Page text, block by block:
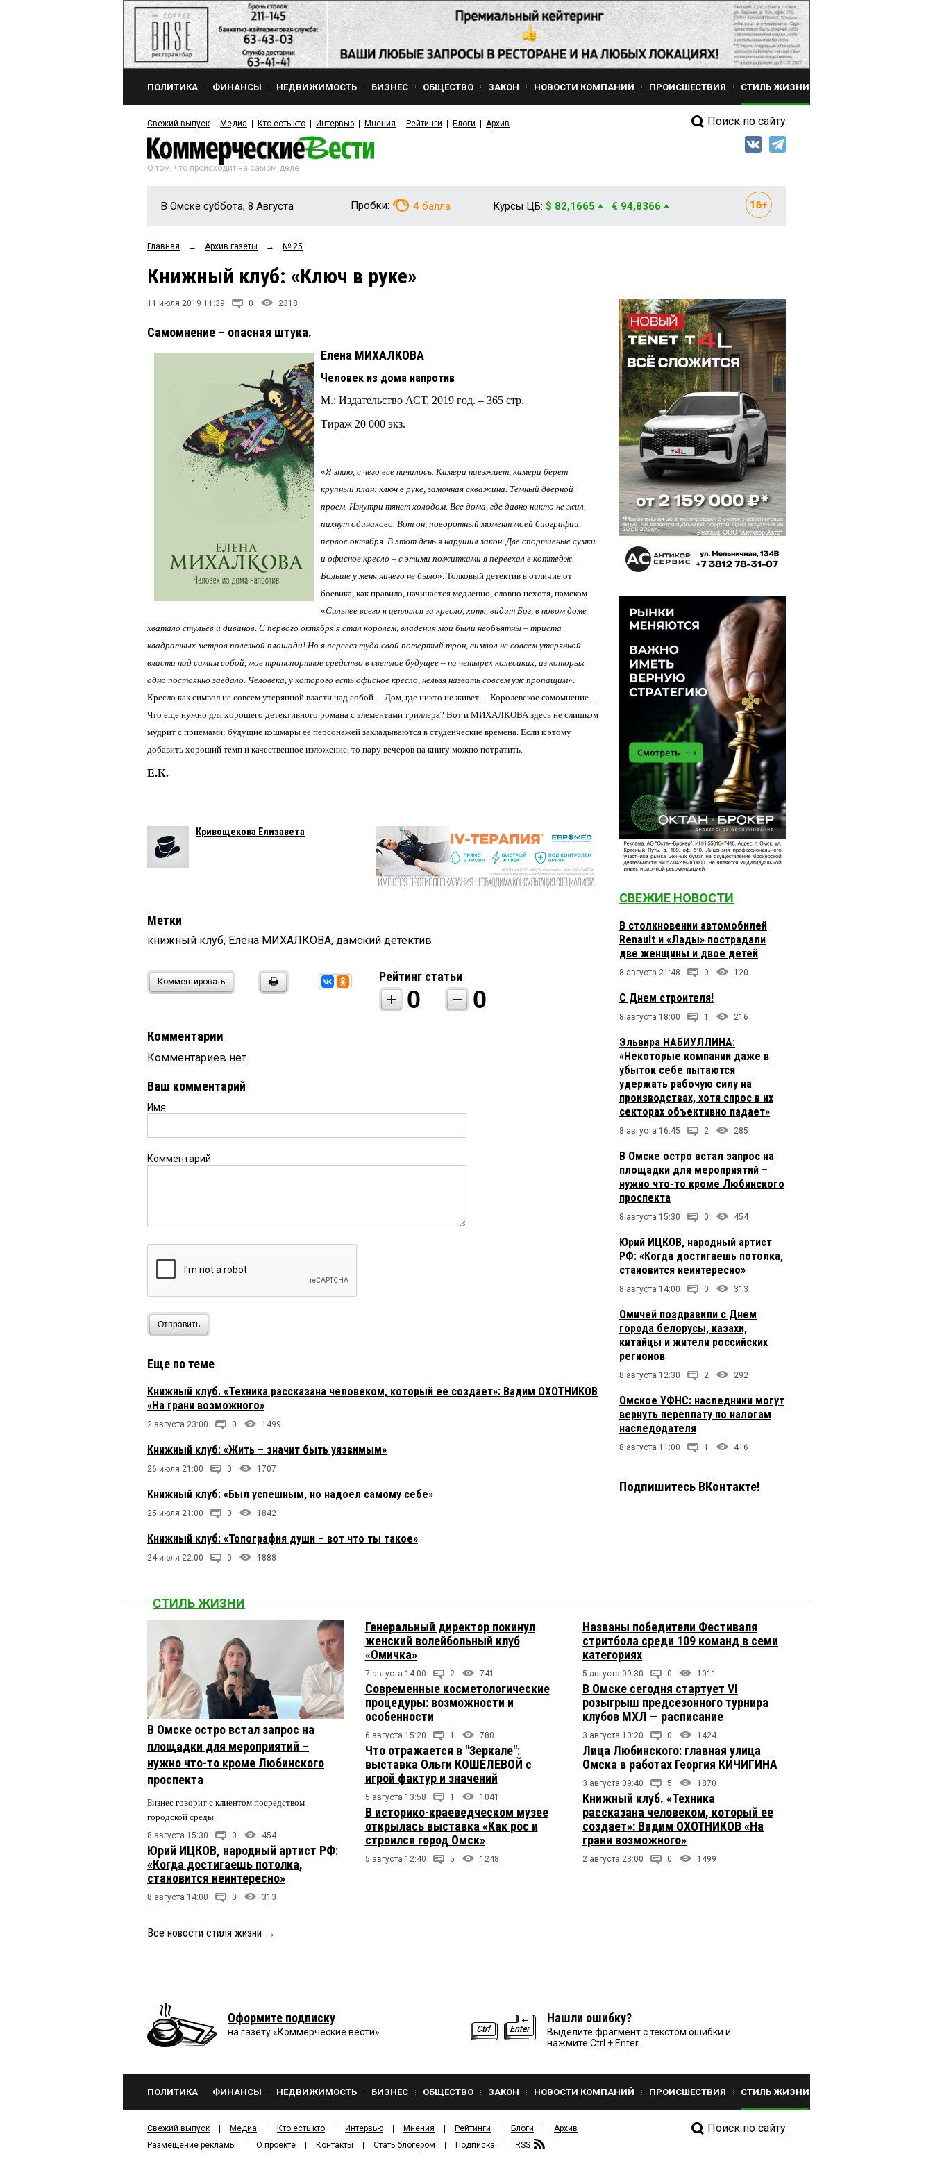
ПОЛИТИКА ФИНАНСЫ НЕДВИЖИМОСТЬ БИЗНЕС ОБЩЕСТВО ЗАКОН НОВОСТИ КОМПАНИЙ ПРОИСШЕСТВИЯ СТИЛЬ ЖИЗНИ
Свежий выпуск Медиа Кто есть кто Интервью Мнения Рейтинги Блоги Архив Поиск по сайту
О том, что происходит на самом деле
В Омске суббота, 8 Августа Пробки: 4 балла Курсы ЦБ: $ 82,1665 € 94,8366
Главная → Архив газеты → № 25
Книжный клуб: «Ключ в руке»
11 июля 2019 11:39 0 2318
Самомнение – опасная штука.
Елена МИХАЛКОВА
Человек из дома напротив
М.: Издательство АСТ, 2019 год. – 365 стр.
Тираж 20 000 экз.
«Я знаю, с чего все началось. Камера наезжает, камера берет
крупный план: ключ в руке, замочная скважина. Темный дверной
проем. Изнутри тянет холодом. Все дома, где давно никто не жил,
пахнут одинаково. Вот он, поворотный момент моей биографии:
первое октября. В этот день я нарушил закон. Две спортивные сумки
и офисное кресло – с этими пожитками я переехал в коттедж.
Больше у меня ничего не было». Толковый детектив в отличие от
боевика, как правило, начинается медленно, словно нехотя, намеком.
«Сильнее всего я цеплялся за кресло, хотя, видит Бог, в новом доме
хватало стульев и диванов. С первого октября я стал королем, владения мои были необъятны – триста
квадратных метров полезной площади! Но я перевез туда свой потертый трон, символ не совсем утерянной
власти над самим собой, мое транспортное средство в светлое будущее – на четырех колесиках, из которых
одно постоянно заедало. Человека, у которого есть офисное кресло, нельзя назвать совсем уж пропащим».
Кресло как символ не совсем утерянной власти над собой… Дом, где никто не живет… Королевское самомнение…
Что еще нужно для хорошего детективного романа с элементами триллера? Вот и МИХАЛКОВА здесь не слишком
мудрит с приемами: будущие кошмары ее персонажей закладываются в студенческие времена. Если к этому
добавить хороший темп и качественное изложение, то пару вечеров на книгу можно потратить.
Е.К.
Кривощекова Елизавета
Метки
книжный клуб, Елена МИХАЛКОВА, дамский детектив
Комментировать Рейтинг статьи
0 0
Комментарии
Комментариев нет.
Ваш комментарий
Имя
Комментарий
Отправить
Еще по теме
Книжный клуб. «Техника рассказана человеком, который ее создает»: Вадим ОХОТНИКОВ
«На грани возможного»
2 августа 23:00 0 1499
Книжный клуб: «Жить – значит быть уязвимым»
26 июля 21:00 0 1707
Книжный клуб: «Был успешным, но надоел самому себе»
25 июля 21:00 0 1842
Книжный клуб: «Топография души – вот что ты такое»
24 июля 22:00 0 1888
СВЕЖИЕ НОВОСТИ
В столкновении автомобилей
Renault и «Лады» пострадали
две женщины и двое детей
8 августа 21:48 0 120
С Днем строителя!
8 августа 18:00 1 216
Эльвира НАБИУЛЛИНА:
«Некоторые компании даже в
убыток себе пытаются
удержать рабочую силу на
производствах, хотя спрос в их
секторах объективно падает»
8 августа 16:45 2 285
В Омске остро встал запрос на
площадки для мероприятий –
нужно что-то кроме Любинского
проспекта
8 августа 15:30 0 454
Юрий ИЦКОВ, народный артист
РФ: «Когда достигаешь потолка,
становится неинтересно»
8 августа 14:00 0 313
Омичей поздравили с Днем
города белорусы, казахи,
китайцы и жители российских
регионов
8 августа 12:30 2 292
Омское УФНС: наследники могут
вернуть переплату по налогам
наследодателя
8 августа 11:00 1 416
Подпишитесь ВКонтакте!
СТИЛЬ ЖИЗНИ
В Омске остро встал запрос на
площадки для мероприятий –
нужно что-то кроме Любинского
проспекта
Бизнес говорит с клиентом посредством
городской среды.
8 августа 15:30 0 454
Юрий ИЦКОВ, народный артист РФ:
«Когда достигаешь потолка,
становится неинтересно»
8 августа 14:00 0 313
Генеральный директор покинул
женский волейбольный клуб
«Омичка»
7 августа 14:00 2 741
Современные косметологические
процедуры: возможности и
особенности
6 августа 15:20 1 780
Что отражается в "Зеркале":
выставка Ольги КОШЕЛЕВОЙ с
игрой фактур и значений
5 августа 13:58 1 1041
В историко-краеведческом музее
открылась выставка «Как рос и
строился город Омск»
5 августа 12:40 5 1248
Названы победители Фестиваля
стритбола среди 109 команд в семи
категориях
5 августа 09:30 0 1011
В Омске сегодня стартует VI
розыгрыш предсезонного турнира
клубов МХЛ — расписание
3 августа 10:20 0 1424
Лица Любинского: главная улица
Омска в работах Георгия КИЧИГИНА
3 августа 09:40 5 1870
Книжный клуб. «Техника
рассказана человеком, который ее
создает»: Вадим ОХОТНИКОВ «На
грани возможного»
2 августа 23:00 0 1499
Все новости стиля жизни →
Оформите подписку
на газету «Коммерческие вести»
Нашли ошибку?
Выделите фрагмент с текстом ошибки и
нажмите Ctrl + Enter.
ПОЛИТИКА ФИНАНСЫ НЕДВИЖИМОСТЬ БИЗНЕС ОБЩЕСТВО ЗАКОН НОВОСТИ КОМПАНИЙ ПРОИСШЕСТВИЯ СТИЛЬ ЖИЗНИ
Свежий выпуск Медиа Кто есть кто Интервью Мнения Рейтинги Блоги
Архив
Размещение рекламы
О проекте Контакты Стать блогером Подписка RSS
Поиск по сайту